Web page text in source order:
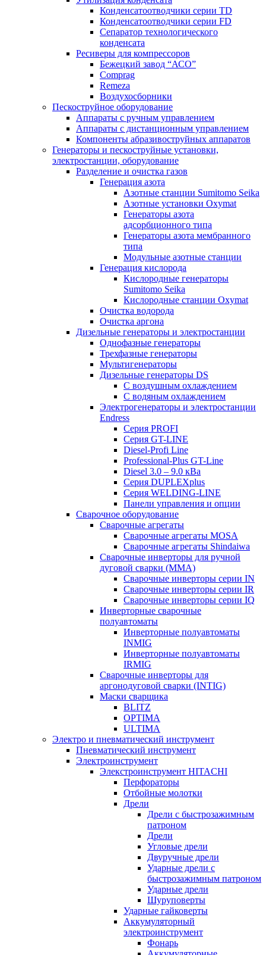
Конденсатоотводчики серии TD
Конденсатоотводчики серии FD
Сепаратор технологического
конденсата
Ресиверы для компрессоров
Бежецкий завод “АСО”
Comprag
Remeza
Воздухосборники
Пескоструйное оборудование
Аппараты с ручным управлением
Аппараты с дистанционным управлением
Компоненты абразивоструйных аппаратов
Генераторы и пескоструйные установки,
электростанции, оборудование
Разделение и очистка газов
Генерация азота
Азотные станции Sumitomo Seika
Азотные установки Oxymat
Генераторы азота
адсорбционного типа
Генераторы азота мембранного
типа
Модульные азотные станции
Генерация кислорода
Кислородные генераторы
Sumitomo Seika
Кислородные станции Oxymat
Очистка водорода
Очистка аргона
Дизельные генераторы и электростанции
Однофазные генераторы
Трехфазные генераторы
Мультигенераторы
Дизельные генераторы DS
С воздушным охлаждением
С водяным охлаждением
Электрогенераторы и электростанции
Endress
Серия PROFI
Серия GT-LINE
Diesel-Profi Line
Professional-Plus GT-Line
Diesel 3.0 – 9.0 кВа
Серия DUPLEXplus
Серия WELDING-LINE
Панели управления и опции
Сварочное оборудование
Сварочные агрегаты
Сварочные агрегаты MOSA
Сварочные агрегаты Shindaiwa
Сварочные инверторы для ручной
дуговой сварки (MMA)
Сварочные инверторы серии IN
Сварочные инверторы серии IR
Сварочные инверторы серии IQ
Инверторные сварочные
полуавтоматы
Инверторные полуавтоматы
INMIG
Инверторные полуавтоматы
IRMIG
Сварочные инверторы для
аргонодуговой сварки (INTIG)
Маски сварщика
BLITZ
OPTIMA
ULTIMA
Электро и пневматический инструмент
Пневматический инструмент
Электроинструмент
Элекстроинструмент HITACHI
Перфораторы
Отбойные молотки
Дрели
Дрели с быстрозажимным
патроном
Дрели
Угловые дрели
Двуручные дрели
Ударные дрели с
быстрозажимным патроном
Ударные дрели
Шуруповерты
Ударные гайковерты
Аккумуляторный
электроинструмент
Фонарь